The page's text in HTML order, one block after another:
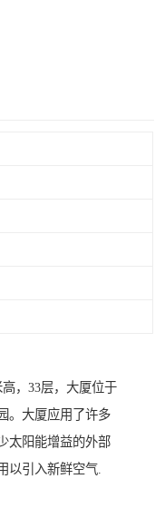
，33层，大厦位于
。大厦应用了许多
太阳能增益的外部
以引入新鲜空气.